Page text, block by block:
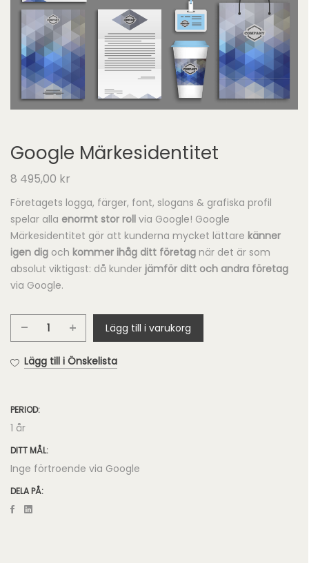
Google Märkesidentitet
8 495,00 kr
Företagets logga, färger, font, slogans & grafiska profil
spelar alla enormt stor roll via Google! Google
Märkesidentitet gör att kunderna mycket lättare känner
igen dig och kommer ihåg ditt företag när det är som
absolut viktigast: då kunder jämför ditt och andra företag
via Google.
Google
mängd
Lägg till i varukorg
Lägg till i Önskelista
PERIOD:
1 år
DITT MÅL:
Inge förtroende via Google
DELA PÅ: